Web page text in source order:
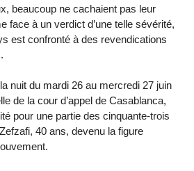
beaucoup ne cachaient pas leur
face à un verdict d’une telle sévérité,
est confronté à des revendications
nuit du mardi 26 au mercredi 27 juin
de la cour d’appel de Casablanca,
pour une partie des cinquante-trois
40 ans, devenu la figure